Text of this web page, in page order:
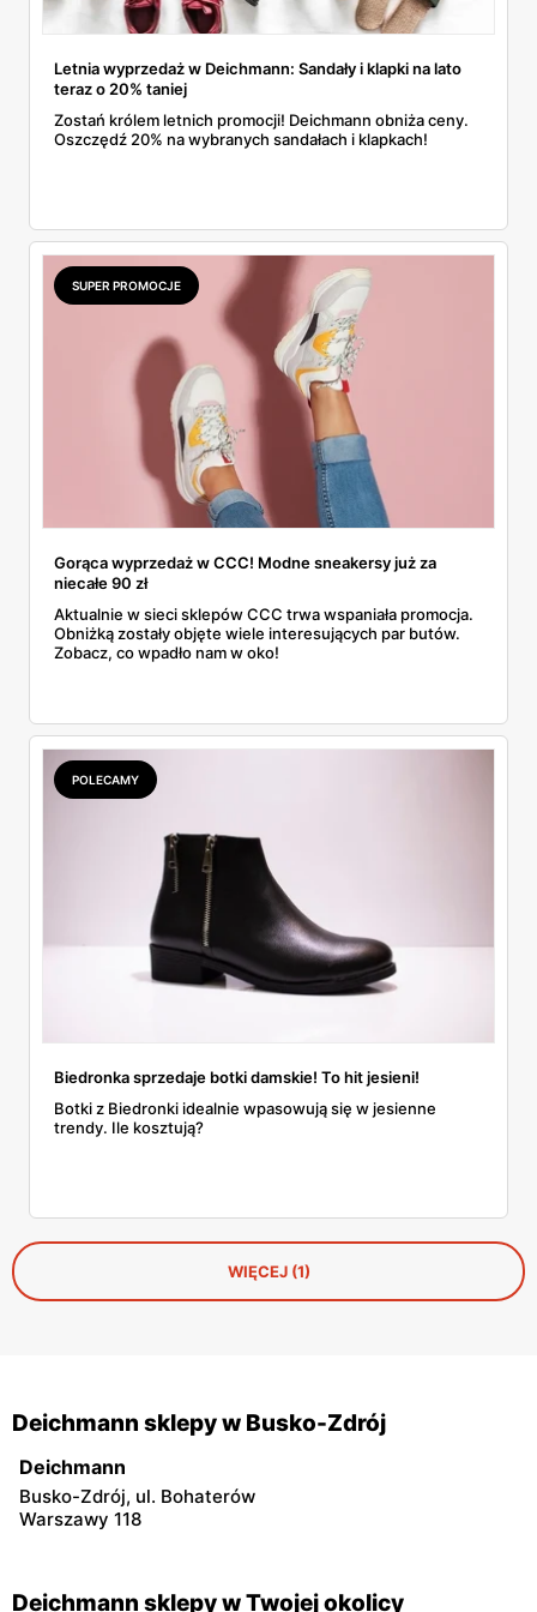
Letnia wyprzedaż w Deichmann: Sandały i klapki na lato
teraz o 20% taniej
Zostań królem letnich promocji! Deichmann obniża ceny.
Oszczędź 20% na wybranych sandałach i klapkach!
SUPER PROMOCJE
Gorąca wyprzedaż w CCC! Modne sneakersy już za
niecałe 90 zł
Aktualnie w sieci sklepów CCC trwa wspaniała promocja.
Obniżką zostały objęte wiele interesujących par butów.
Zobacz, co wpadło nam w oko!
POLECAMY
Biedronka sprzedaje botki damskie! To hit jesieni!
Botki z Biedronki idealnie wpasowują się w jesienne
trendy. Ile kosztują?
WIĘCEJ (1)
Deichmann sklepy w Busko-Zdrój
Deichmann
Busko-Zdrój, ul. Bohaterów
Warszawy 118
Deichmann sklepy w Twojej okolicy